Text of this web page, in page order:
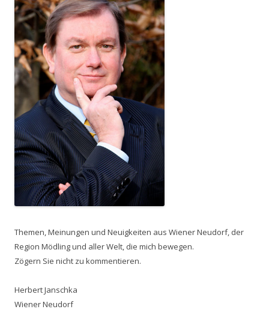
Themen, Meinungen und Neuigkeiten aus Wiener Neudorf, der
Region Mödling und aller Welt, die mich bewegen.
Zögern Sie nicht zu kommentieren.
Herbert Janschka
Wiener Neudorf